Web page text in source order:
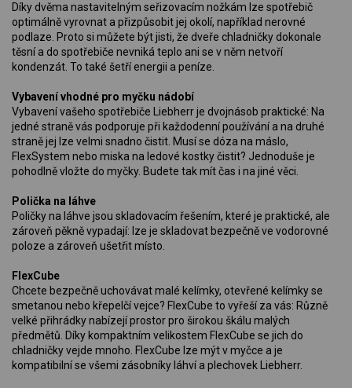
Díky dvěma nastavitelným seřizovacím nožkám lze spotřebič
optimálně vyrovnat a přizpůsobit jej okolí, například nerovné
podlaze. Proto si můžete být jisti, že dveře chladničky dokonale
těsní a do spotřebiče nevniká teplo ani se v něm netvoří
kondenzát. To také šetří energii a peníze.
Vybavení vhodné pro myčku nádobí
Vybavení vašeho spotřebiče Liebherr je dvojnásob praktické: Na
jedné straně vás podporuje při každodenní používání a na druhé
straně jej lze velmi snadno čistit. Musí se dóza na máslo,
FlexSystem nebo miska na ledové kostky čistit? Jednoduše je
pohodlně vložte do myčky. Budete tak mít čas i na jiné věci.
Polička na láhve
Poličky na láhve jsou skladovacím řešením, které je praktické, ale
zároveň pěkně vypadají: lze je skladovat bezpečně ve vodorovné
poloze a zároveň ušetřit místo.
FlexCube
Chcete bezpečně uchovávat malé kelímky, otevřené kelímky se
smetanou nebo křepelčí vejce? FlexCube to vyřeší za vás: Různě
velké přihrádky nabízejí prostor pro širokou škálu malých
předmětů. Díky kompaktním velikostem FlexCube se jich do
chladničky vejde mnoho. FlexCube lze mýt v myčce a je
kompatibilní se všemi zásobníky láhví a plechovek Liebherr.